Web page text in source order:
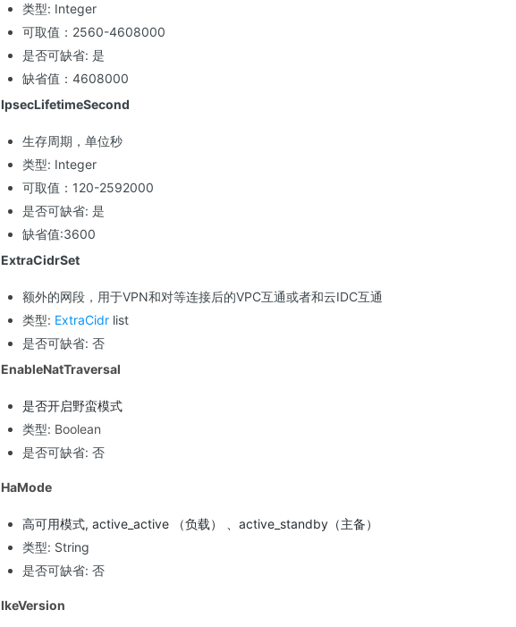
类型: Integer
可取值：2560-4608000
是否可缺省: 是
缺省值：4608000
IpsecLifetimeSecond
生存周期，单位秒
类型: Integer
可取值：120-2592000
是否可缺省: 是
缺省值:3600
ExtraCidrSet
额外的网段，用于VPN和对等连接后的VPC互通或者和云IDC互通
类型: ExtraCidr list
是否可缺省: 否
EnableNatTraversal
是否开启野蛮模式
类型: Boolean
是否可缺省: 否
HaMode
高可用模式, active_active （负载） 、active_standby（主备）
类型: String
是否可缺省: 否
IkeVersion